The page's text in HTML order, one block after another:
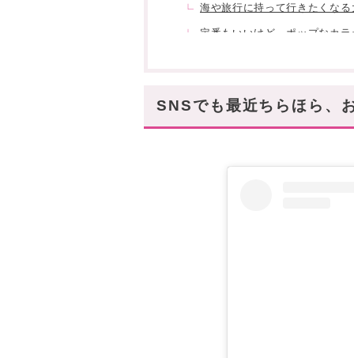
海や旅行に持って行きたくな
定番もいいけど…ポップなカラ
綺麗めなかごバッグも見逃せな
SNSでも最近ちらほら、